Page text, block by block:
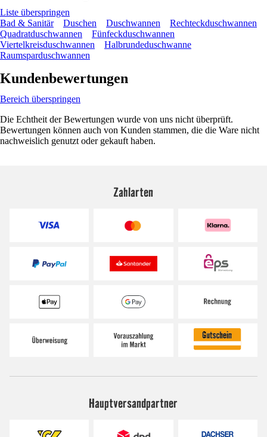
Liste überspringen
Bad & Sanitär
Duschen Duschwannen
Rechteckduschwannen
Quadratduschwannen
Fünfeckduschwannen
Viertelkreisduschwannen
Halbrundeduschwanne
Raumsparduschwannen
Kundenbewertungen
Bereich überspringen
Die Echtheit der Bewertungen wurde von uns nicht überprüft.
Bewertungen können auch von Kunden stammen, die die Ware nicht
nachweislich genutzt oder gekauft haben.
Zahlarten
Hauptversandpartner